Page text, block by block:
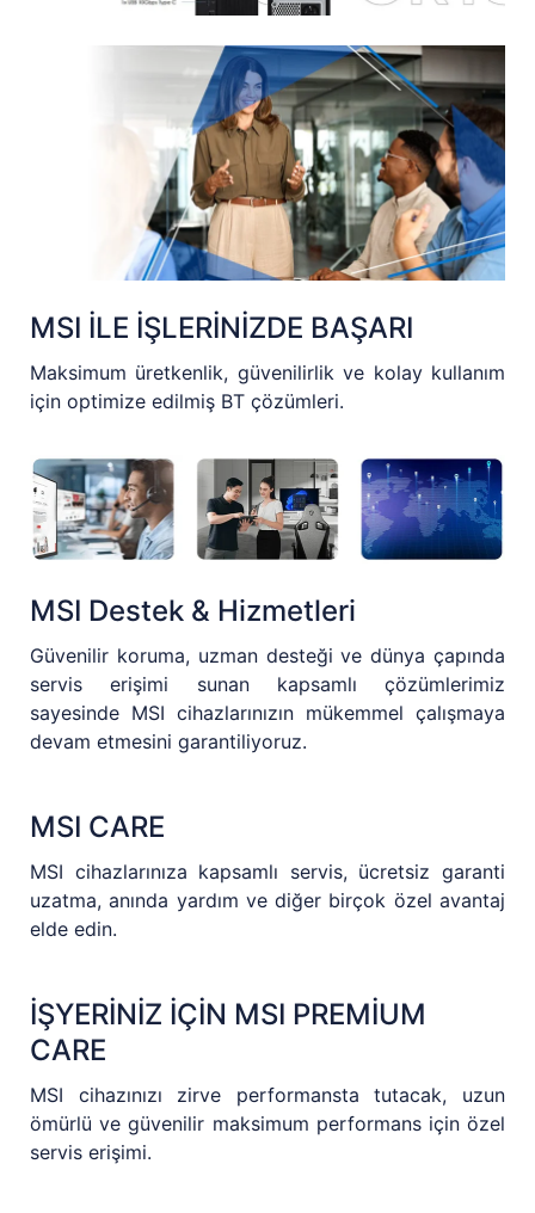
MSI İLE İŞLERİNİZDE BAŞARI
Maksimum üretkenlik, güvenilirlik ve kolay kullanım
için optimize edilmiş BT çözümleri.
MSI Destek & Hizmetleri
Güvenilir koruma, uzman desteği ve dünya çapında
servis erişimi sunan kapsamlı çözümlerimiz
sayesinde MSI cihazlarınızın mükemmel çalışmaya
devam etmesini garantiliyoruz.
MSI CARE
MSI cihazlarınıza kapsamlı servis, ücretsiz garanti
uzatma, anında yardım ve diğer birçok özel avantaj
elde edin.
İŞYERİNİZ İÇİN MSI PREMİUM
CARE
MSI cihazınızı zirve performansta tutacak, uzun
ömürlü ve güvenilir maksimum performans için özel
servis erişimi.